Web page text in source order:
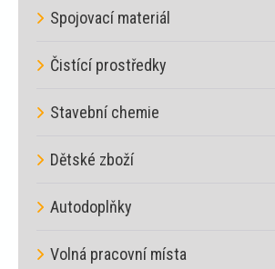
Spojovací materiál
Čistící prostředky
Stavební chemie
Dětské zboží
Autodoplňky
Volná pracovní místa